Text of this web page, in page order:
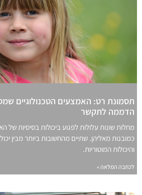
תסמונת רט: האמצעים הטכנולוגיים
הדממה לתקשר
מחלות שונות עלולות לפגוע ביכולות בסיסיות של
כמובנות מאליהן. שתיים מהחשובות ביותר מבין
והיכולות המוטוריות.
לכתבה המלאה »